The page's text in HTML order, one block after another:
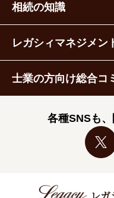
相続の知識
レガシィマネジメン
士業の方向け総合コ
各種SNSも、